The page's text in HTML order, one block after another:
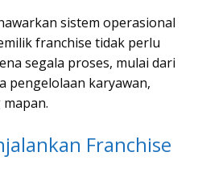
sistem operasional
franchise tidak perlu
segala proses, mulai dari
pengelolaan karyawan,
Franchise